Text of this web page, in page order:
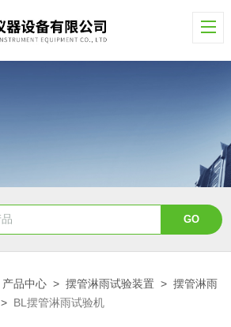
产品中心 >摆管淋雨试验装置 >摆管淋雨
> BL摆管淋雨试验机